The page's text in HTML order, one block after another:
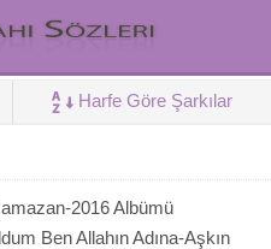
Harfe Göre Şarkılar
2016 Albümü
Ben Allahın Adına-Aşkın